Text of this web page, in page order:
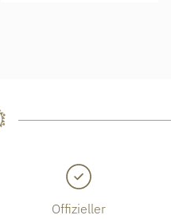
Offizieller